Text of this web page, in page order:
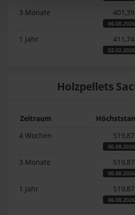
3 Monate
06.08.2026
1 Jahr
02.02.2026
Holzpellets
Zeitraum
4 Wochen
06.08.2026
3 Monate
06.08.2026
1 Jahr
06.08.2026